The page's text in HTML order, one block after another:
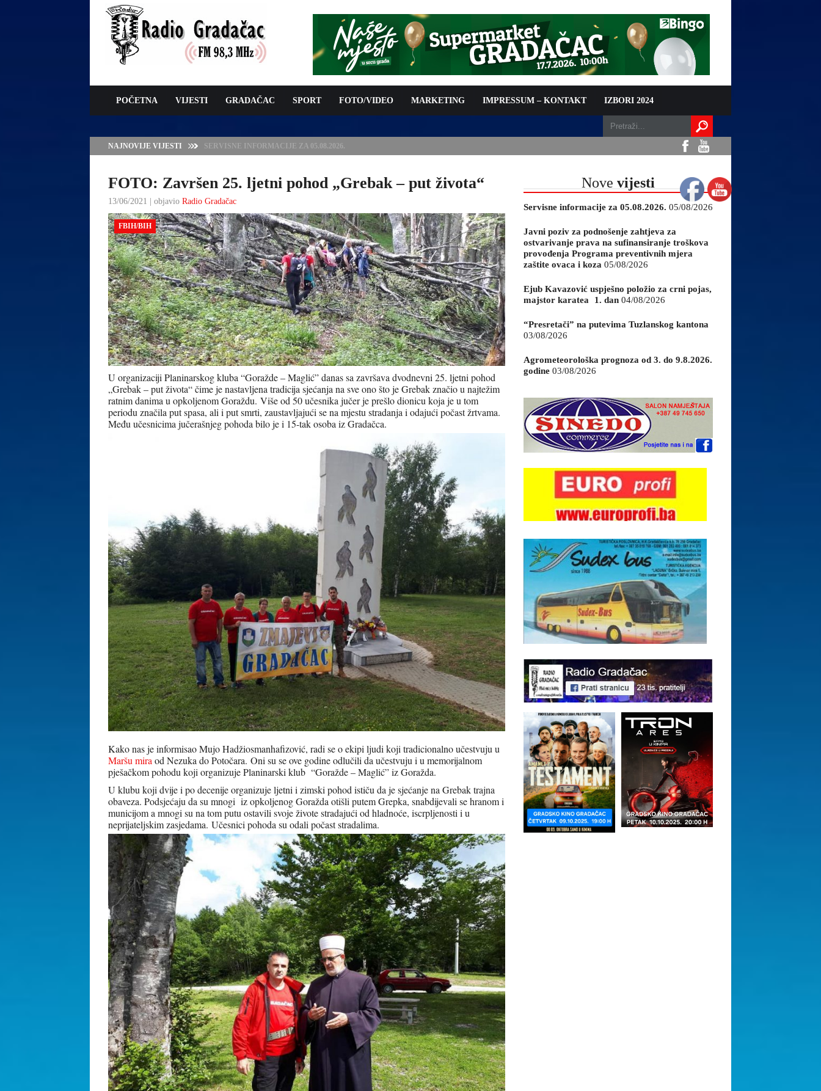
POČETNA VIJESTI GRADAČAC SPORT FOTO/VIDEO MARKETING IMPRESSUM – KONTAKT IZBORI 2024
NAJNOVIJE VIJESTI
JAVNI POZIV ZA PODNOŠENJE ZAHTJEVA ZA OSTVARIVANJE PRAVA NA
SUFINANSIRANJE TROŠKOVA PROVOĐENJA PROGRAMA PREVENTIVNIH MJERA
FOTO: Završen 25. ljetni pohod „Grebak – put života“
13/06/2021 | objavio Radio Gradačac
FBIH/BIH
U organizaciji Planinarskog kluba “Goražde – Maglić” danas sa završava dvodnevni 25. ljetni pohod
„Grebak – put života“ čime je nastavljena tradicija sjećanja na sve ono što je Grebak značio u najtežim
ratnim danima u opkoljenom Goraždu. Više od 50 učesnika jučer je prešlo dionicu koja je u tom
periodu značila put spasa, ali i put smrti, zaustavljajući se na mjestu stradanja i odajući počast žrtvama.
Među učesnicima jučerašnjeg pohoda bilo je i 15-tak osoba iz Gradačca.
Kako nas je informisao Mujo Hadžiosmanhafizović, radi se o ekipi ljudi koji tradicionalno učestvuju u
Maršu mira od Nezuka do Potočara. Oni su se ove godine odlučili da učestvuju i u memorijalnom
pješačkom pohodu koji organizuje Planinarski klub “Goražde – Maglić” iz Goražda.
U klubu koji dvije i po decenije organizuje ljetni i zimski pohod ističu da je sjećanje na Grebak trajna
obaveza. Podsjećaju da su mnogi iz opkoljenog Goražda otišli putem Grepka, snabdijevali se hranom i
municijom a mnogi su na tom putu ostavili svoje živote stradajući od hladnoće, iscrpljenosti i u
neprijateljskim zasjedama. Učesnici pohoda su odali počast stradalima.
Nove vijesti
Servisne informacije za 05.08.2026. 05/08/2026
Javni poziv za podnošenje zahtjeva za
ostvarivanje prava na sufinansiranje troškova
provođenja Programa preventivnih mjera
zaštite ovaca i koza 05/08/2026
Ejub Kavazović uspješno položio za crni pojas,
majstor karatea 1. dan 04/08/2026
“Presretači” na putevima Tuzlanskog kantona
03/08/2026
Agrometeorološka prognoza od 3. do 9.8.2026.
godine 03/08/2026